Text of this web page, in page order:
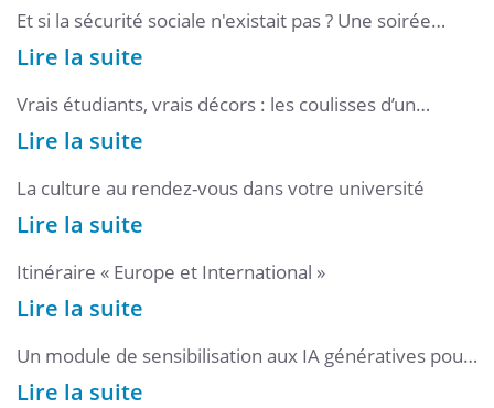
Et si la sécurité sociale n'existait pas ? Une soirée
ludique, historique et prospective pour le mois de
l’ESS 2025 et les 80 ans de la Sécurité sociale
Lire la suite
Vrais étudiants, vrais décors : les coulisses d’un
shooting 100 % humain
Lire la suite
La culture au rendez-vous dans votre université
Lire la suite
Itinéraire « Europe et International »
Lire la suite
Un module de sensibilisation aux IA génératives pour
les doctorants
Lire la suite